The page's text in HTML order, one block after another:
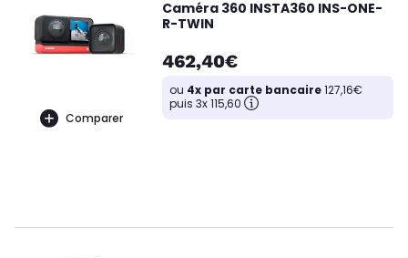
Comparer
Caméra 360 INSTA360 INS-ONE-
R-TWIN
462,40€
ou 4x par carte bancaire127,16€
puis 3x 115,60